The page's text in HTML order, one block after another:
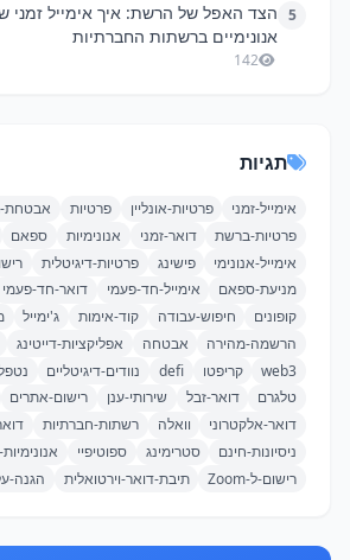
5 הצד האפל של הרשת: איך אימייל זמני
אנונימיים ברשתות החברתיות
142
תגיות
אימייל-זמני פרטיות-אונליין פרטיות
אבטחת-
פרטיות-ברשת
דואר-זמני אנונימיות ספאם
אימייל-אנונימי
פישינג פרטיות-דיגיטלית
מניעת-ספאם
אימייל-חד-פעמי דואר-חד-פעמי
קופונים
חיפוש-עבודה קוד-אימות ג'ימייל
הרשמה-מהירה
אבטחה אפליקציות-דייטינג
web3
קריפטו defi נוודים-דיגיטליים
טלגרם
דואר-זבל שירותי-ענן רישום-אתרים
דואר-אלקטרוני
וואלה רשתות-חברתיות
ניסיונות-חינם
סטרימינג ספוטיפיי
רישום-ל-Zoom
תיבת-דואר-וירטואלית הגנה-